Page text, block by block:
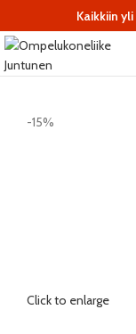
Kaikkiin
-15%
Click to enlarge